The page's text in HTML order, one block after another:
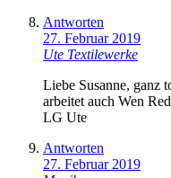
Antworten
27. Februar 2019
Ute Textilewerke
Liebe Susanne, ganz
arbeitet auch Wen
LG Ute
Antworten
27. Februar 2019